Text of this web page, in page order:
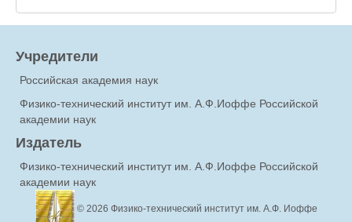
Учредители
Российская академия наук
Физико-технический институт им. А.Ф.Иоффе Российской
академии наук
Издатель
Физико-технический институт им. А.Ф.Иоффе Российской
академии наук
© 2026 Физико-технический институт им. А.Ф. Иоффе